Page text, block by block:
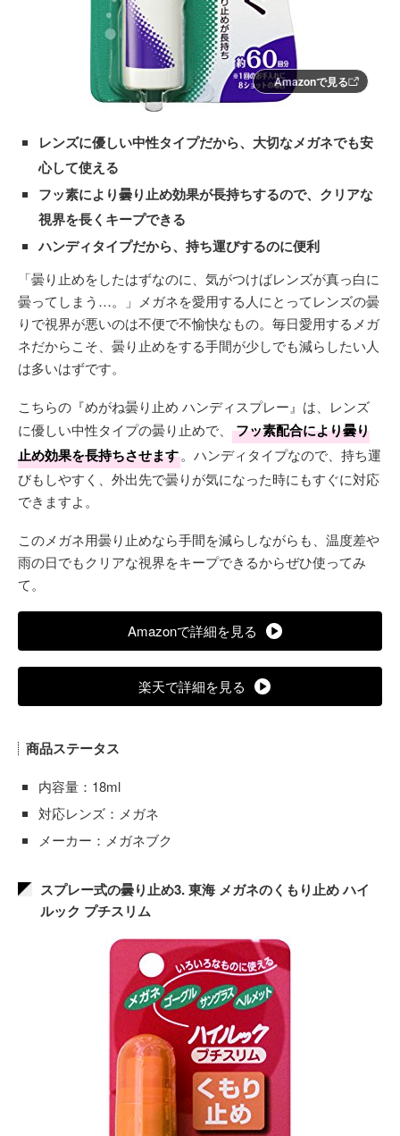
Amazonで見る
レンズに優しい中性タイプだから、大切なメガネでも安
心して使える
フッ素により曇り止め効果が長持ちするので、クリアな
視界を長くキープできる
ハンディタイプだから、持ち運びするのに便利
「曇り止めをしたはずなのに、気がつけばレンズが真っ白に
曇ってしまう…。」メガネを愛用する人にとってレンズの曇
りで視界が悪いのは不便で不愉快なもの。毎日愛用するメガ
ネだからこそ、曇り止めをする手間が少しでも減らしたい人
は多いはずです。
こちらの『めがね曇り止め ハンディスプレー』は、レンズ
に優しい中性タイプの曇り止めで、
フッ素配合により曇り
止め効果を長持ちさせます。ハンディタイプなので、持ち運
びもしやすく、外出先で曇りが気になった時にもすぐに対応
できますよ。
このメガネ用曇り止めなら手間を減らしながらも、温度差や
雨の日でもクリアな視界をキープできるからぜひ使ってみ
て。
Amazonで詳細を見る
楽天で詳細を見る
商品ステータス
内容量：18ml
対応レンズ：メガネ
メーカー：メガネブク
スプレー式の曇り止め3. 東海 メガネのくもり止め ハイ
ルック プチスリム